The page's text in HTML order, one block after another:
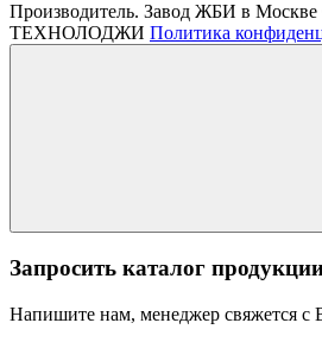
Производитель. Завод ЖБИ в
ТЕХНОЛОДЖИ Политика
Запросить каталог
Напишите нам, менеджер свяжется с